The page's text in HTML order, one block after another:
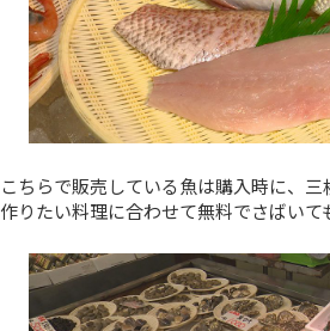
こちらで販売している魚は購入時に、三
作りたい料理に合わせて無料でさばいて